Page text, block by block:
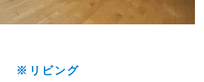
※リビング